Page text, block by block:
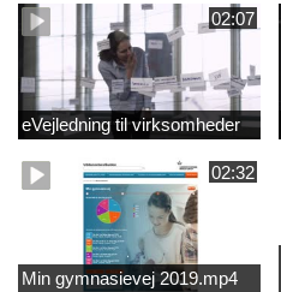
02:07
eVejledning til virksomheder
02:32
Min gymnasievej 2019.mp4